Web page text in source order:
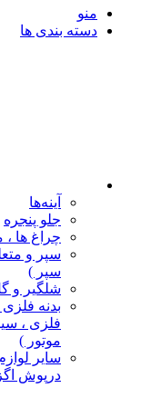
منو
دسته بندی ها
آینه‌ها
جلو پنجره
چراغ‌ ها
سپر و
سپر )
شلگیر و
بدنه
فلزی ،
موتور )
سایر
درپوش